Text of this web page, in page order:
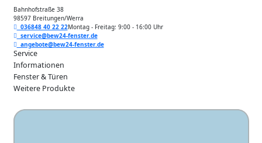
Bahnhofstraße 38
98597 Breitungen/Werra
036848 40 22 22Montag - Freitag: 9:00 - 16:00 Uhr
service@bew24-fenster.de
angebote@bew24-fenster.de
Service
Informationen
Fenster & Türen
Weitere Produkte